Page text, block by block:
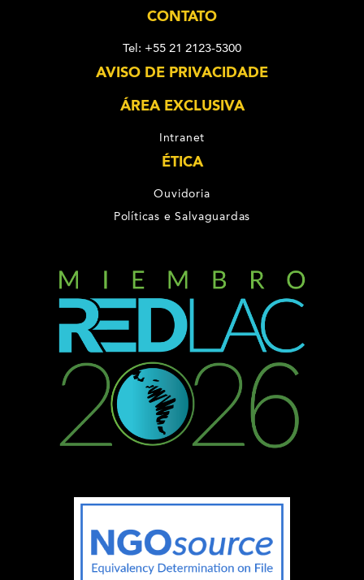
CONTATO
Tel: +55 21 2123-5300
AVISO DE PRIVACIDADE
ÁREA EXCLUSIVA
Intranet
ÉTICA
Ouvidoria
Políticas e Salvaguardas